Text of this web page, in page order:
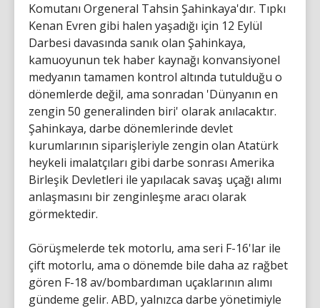
Komutanı Orgeneral Tahsin Şahinkaya'dır. Tıpkı
Kenan Evren gibi halen yaşadığı için 12 Eylül
Darbesi davasında sanık olan Şahinkaya,
kamuoyunun tek haber kaynağı konvansiyonel
medyanın tamamen kontrol altında tutulduğu o
dönemlerde değil, ama sonradan 'Dünyanın en
zengin 50 generalinden biri' olarak anılacaktır.
Şahinkaya, darbe dönemlerinde devlet
kurumlarının siparişleriyle zengin olan Atatürk
heykeli imalatçıları gibi darbe sonrası Amerika
Birleşik Devletleri ile yapılacak savaş uçağı alımı
anlaşmasını bir zenginleşme aracı olarak
görmektedir.
Görüşmelerde tek motorlu, ama seri F-16'lar ile
çift motorlu, ama o dönemde bile daha az rağbet
gören F-18 av/bombardıman uçaklarının alımı
gündeme gelir. ABD, yalnızca darbe yönetimiyle